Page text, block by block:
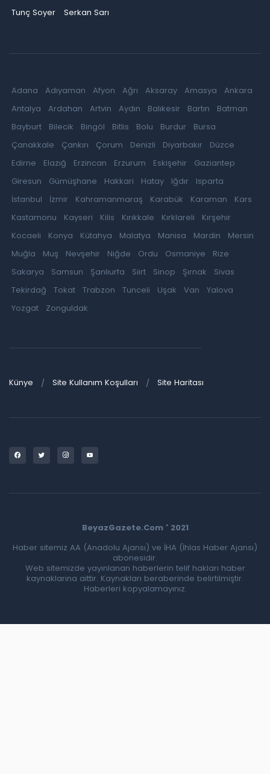
Tunç Soyer
Serkan Sarı
Adana Adıyaman Afyon Ağrı Aksaray Amasya
Ankara
Antalya
Ardahan Artvin Aydın Balıkesir Bartın
Batman
Bayburt
Bilecik Bingöl Bitlis Bolu Burdur
Bursa
Çanakkale
Çankırı Çorum Denizli Diyarbakır
Düzce
Edirne
Elazığ Erzincan Erzurum Eskişehir
Gaziantep
Giresun
Gümüşhane Hakkari Hatay Iğdır
Isparta
İstanbul
İzmir Kahramanmaraş Karabük Karaman
Kars
Kastamonu
Kayseri Kilis Kırıkkale Kırklareli
Kırşehir
Kocaeli
Konya Kütahya Malatya Manisa Mardin
Mersin
Muğla
Muş Nevşehir Niğde Ordu Osmaniye
Rize
Sakarya
Samsun Şanlıurfa Siirt Sinop Şırnak
Sivas
Tekirdağ
Tokat Trabzon Tunceli Uşak Van
Yalova
Yozgat
Zonguldak
Künye Site Kullanım Koşulları Site Haritası
BeyazGazete.Com ' 2021
Haber sitemiz AA (Anadolu Ajansı) ve İHA (İhlas Haber Ajansı)
abonesidir.
Web sitemizde yayınlanan haberlerin telif hakları haber
kaynaklarına aittir. Kaynakları beraberinde belirtilmiştir.
Haberleri kopyalamayınız.